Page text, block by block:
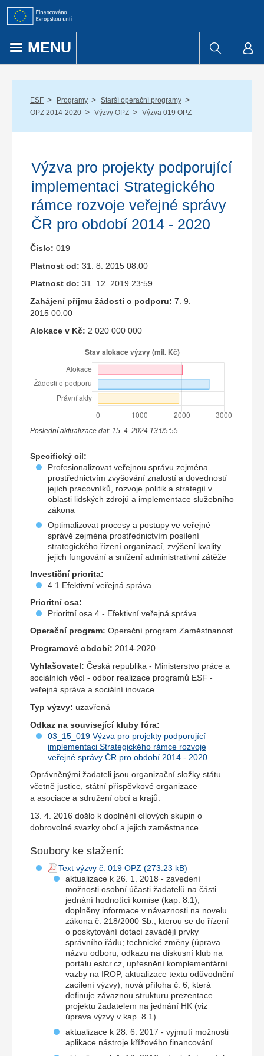
Přejít k obsahu
MENU
ESF / Programy / Starší operační programy /
OPZ 2014-2020 / Výzvy OPZ / Výzva 019 OPZ
Výzva pro projekty podporující
implementaci Strategického
rámce rozvoje veřejné správy
ČR pro období 2014 - 2020
Číslo: 019
Platnost od: 31. 8. 2015 08:00
Platnost do: 31. 12. 2019 23:59
Zahájení příjmu žádostí o podporu: 7. 9.
2015 00:00
Alokace v Kč: 2 020 000 000
Poslední aktualizace dat: 15. 4. 2024 13:05:55
Specifický cíl:
Profesionalizovat veřejnou správu zejména
prostřednictvím zvyšování znalostí a dovedností
jejích pracovníků, rozvoje politik a strategií v
oblasti lidských zdrojů a implementace služebního
zákona
Optimalizovat procesy a postupy ve veřejné
správě zejména prostřednictvím posílení
strategického řízení organizací, zvýšení kvality
jejich fungování a snížení administrativní zátěže
Investiční priorita:
4.1 Efektivní veřejná správa
Prioritní osa:
Prioritní osa 4 - Efektivní veřejná správa
Operační program: Operační program Zaměstnanost
Programové období: 2014-2020
Vyhlašovatel: Česká republika - Ministerstvo práce a
sociálních věcí - odbor realizace programů ESF -
veřejná správa a sociální inovace
Typ výzvy: uzavřená
Odkaz na související kluby fóra:
03_15_019 Výzva pro projekty podporující
implementaci Strategického rámce rozvoje
veřejné správy ČR pro období 2014 - 2020
Oprávněnými žadateli jsou organizační složky státu
včetně justice, státní příspěvkové organizace
a asociace a sdružení obcí a krajů.
13. 4. 2016 došlo k doplnění cílových skupin o
dobrovolné svazky obcí a jejich zaměstnance.
Soubory ke stažení:
Text výzvy č. 019 OPZ
aktualizace k 26. 1. 2018 - zavedení
možnosti osobní účasti žadatelů na části
jednání hodnotící komise (kap. 8.1);
doplněny informace v návaznosti na novelu
zákona č. 218/2000 Sb., kterou se do řízení
o poskytování dotací zavádějí prvky
správního řádu; technické změny (úprava
názvu odboru, odkazu na diskusní klub na
portálu esfcr.cz, upřesnění komplementární
vazby na IROP, aktualizace textu odůvodnění
zacílení výzvy); nová příloha č. 6, která
definuje závaznou strukturu prezentace
projektu žadatelem na jednání HK (viz
úprava výzvy v kap. 8.1).
aktualizace k 28. 6. 2017 - vyjmutí možnosti
aplikace nástroje křížového financování